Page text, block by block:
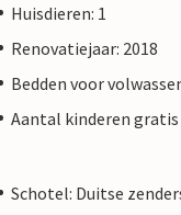
Huisdieren: 1
Renovatiejaar: 2018
Bedden voor
Aantal kinderen
Schotel: Duitse